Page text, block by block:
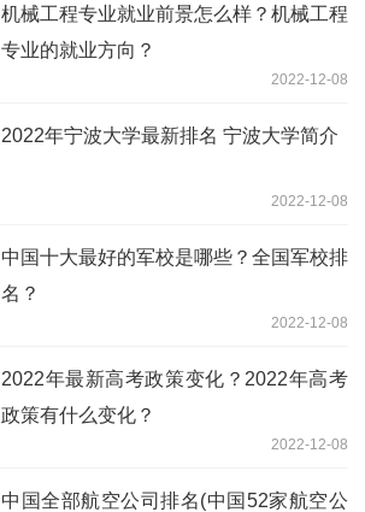
机械工程专业就业前景怎么样？机械工程
专业的就业方向？
2022-12-08
2022年宁波大学最新排名 宁波大学简介
2022-12-08
中国十大最好的军校是哪些？全国军校排
名？
2022-12-08
2022年最新高考政策变化？2022年高考
政策有什么变化？
2022-12-08
中国全部航空公司排名(中国52家航空公